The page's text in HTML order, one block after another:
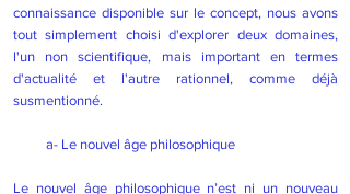
connaissance disponible sur le concept, nous avons
tout simplement choisi d'explorer deux domaines,
l'un non scientifique, mais important en termes
d'actualité et l'autre rationnel, comme déjà
susmentionné.
a- Le nouvel âge philosophique
Le nouvel âge philosophique n’est ni un nouveau